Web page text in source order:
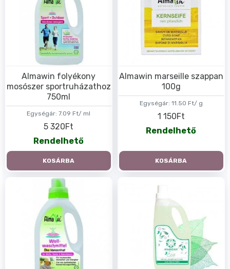
Egységár: 7.09 Ft/ ml
Almawin folyékony
mosószer sportruházathoz
750ml
5 320Ft
Rendelhető
KOSÁRBA
Egységár: 11.50 Ft/ g
Almawin marseille szappan
100g
1 150Ft
Rendelhető
KOSÁRBA